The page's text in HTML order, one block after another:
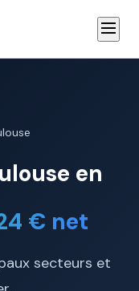
en
€ net
secteurs et